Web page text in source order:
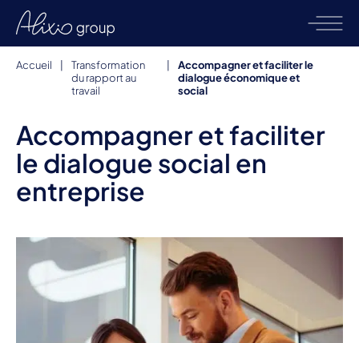
Accueil
Transformation
du rapport au
travail
Accompagner et faciliter le
dialogue économique et
social
Accompagner et faciliter
le dialogue social en
entreprise